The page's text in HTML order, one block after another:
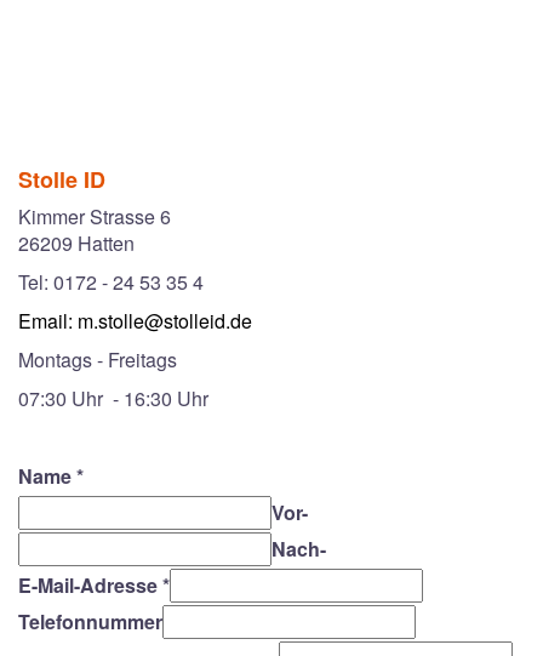
Stolle ID
Kimmer Strasse 6
26209 Hatten
Tel: 0172 - 24 53 35 4
Email: m.stolle@stolleid.de
Montags - Freitags
07:30 Uhr - 16:30 Uhr
Name*
Vor-
Nach-
E-Mail-Adresse*
Telefonnummer